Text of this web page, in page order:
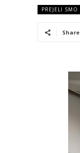
PREJELI SMO
Share